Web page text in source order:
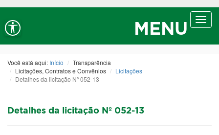
Ir ao conteúdo Alt+1 Ir ao menu Alt+2 Ir à busca Alt+3
A-Diminuir fonte MENU
Você está aqui: Início
Transparência
Licitações, Contratos e Convênios
Licitações
Detalhes da licitação Nº 052-13
Detalhes da licitação Nº 052-13